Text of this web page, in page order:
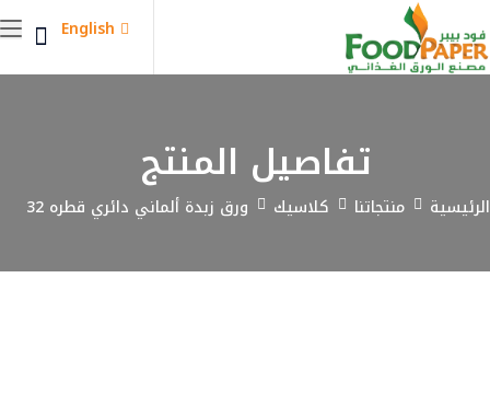
English
تفاصيل المنتج
الرئيسية منتجاتنا كلاسيك ورق زبدة ألماني دائري قطره 32